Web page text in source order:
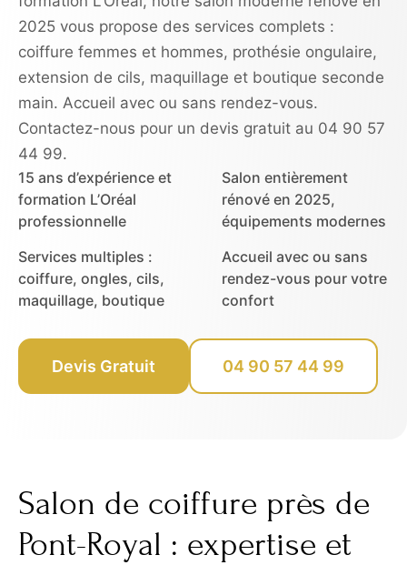
2025 vous propose des services complets :
coiffure femmes et hommes, prothésie ongulaire,
extension de cils, maquillage et boutique seconde
main. Accueil avec ou sans rendez-vous.
Contactez-nous pour un devis gratuit au 04 90 57
44 99.
15 ans d’expérience et
formation L’Oréal
professionnelle
Salon entièrement
rénové en 2025,
équipements modernes
Services multiples :
coiffure, ongles, cils,
maquillage, boutique
Accueil avec ou sans
rendez-vous pour votre
confort
Devis Gratuit 04 90 57 44 99
Salon de coiffure près de
Pont-Royal : expertise et